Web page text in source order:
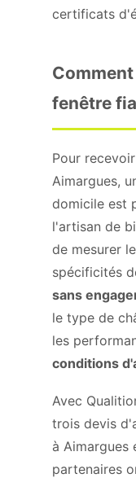
certificats
fenêtre
Pour
Aimargues,
domicile est
l'artisan de
de mesurer
spécificités
sans
le type de
les
conditions
Avec
trois devis
à Aimargues
partenaires